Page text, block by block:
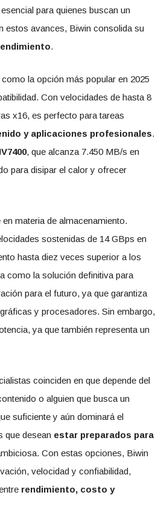
para quienes buscan un
estos avances, Biwin consolida su
.
la opción más popular en 2025
Con velocidades de hasta 8
x16, es perfecto para tareas
y aplicaciones profesionales.
, que alcanza 7.450 MB/s en
para disipar el calor y ofrecer
materia de almacenamiento.
sostenidas de 14 GBps en
hasta diez veces superior a los
como la solución definitiva para
para el futuro, ya que garantiza
y procesadores. Sin embargo,
ya que también representa un
coinciden en que depende del
o alguien que busca un
suficiente y aún dominará el
que desean estar preparados para
Con estas opciones, Biwin
velocidad y confiabilidad,
rendimiento, costo y